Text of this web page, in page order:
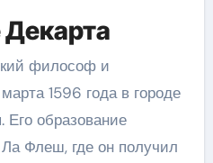
философ и
1596 года в городе
образование
Флеш, где он получил